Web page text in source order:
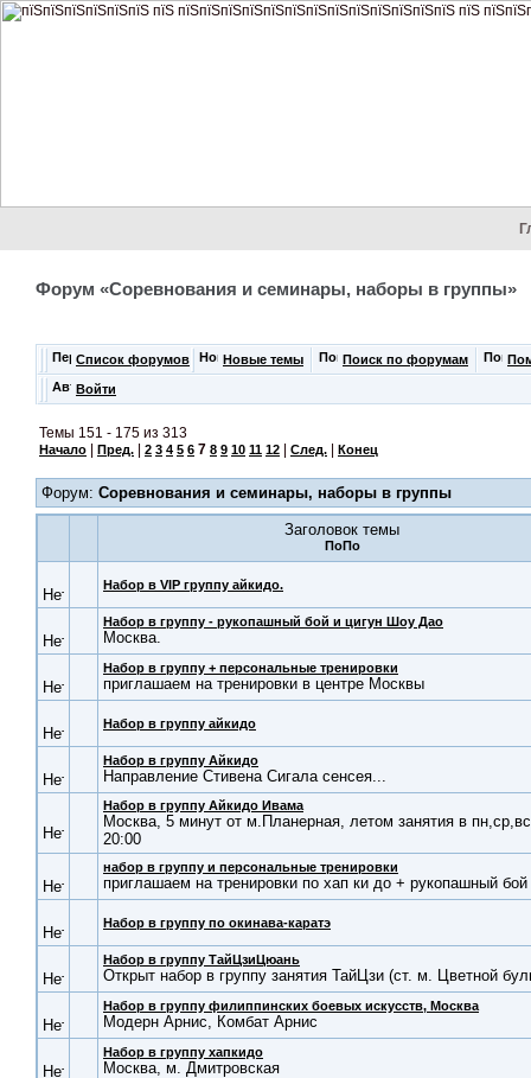
Форум «Соревнования и семинары, наборы в группы»
Список форумов Новые темы Поиск по форумам
Войти
Темы 151 - 175 из 313
Начало Пред. 2 3 4 5 6 7 8 9 10 11 12 След. Конец
Форум: Соревнования и семинары, наборы в группы
Заголовок темы
Набор в VIP группу айкидо.
Набор в группу - рукопашный бой и цигун Шоу Дао
Москва.
Набор в группу + персональные тренировки
приглашаем на тренировки в центре Москвы
Набор в группу айкидо
Набор в группу Айкидо
Направление Стивена Сигала сенсея...
Набор в группу Айкидо Ивама
Москва, 5 минут от м.Планерная, летом занятия в
20:00
набор в группу и персональные тренировки
приглашаем на тренировки по хап ки до + рукопашный бой
Набор в группу по окинава-каратэ
Набор в группу ТайЦзиЦюань
Открыт набор в группу занятия ТайЦзи (ст. м. Цветной
Набор в группу филиппинских боевых искусств, Москва
Модерн Арнис, Комбат Арнис
Набор в группу хапкидо
Москва, м. Дмитровская